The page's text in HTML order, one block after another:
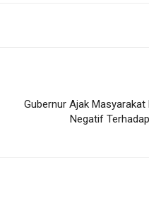
Gubernur Ajak
Negatif